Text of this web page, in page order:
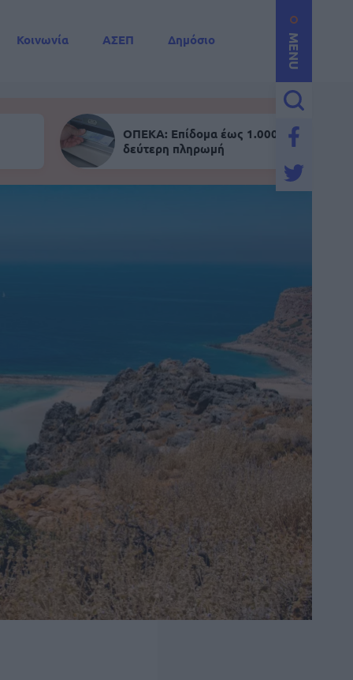
MENU
Κοινωνία ΑΣΕΠ Δημόσιο
ΟΠΕΚΑ: Επίδομα έως 1.000 ευρώ -
δεύτερη πληρωμή